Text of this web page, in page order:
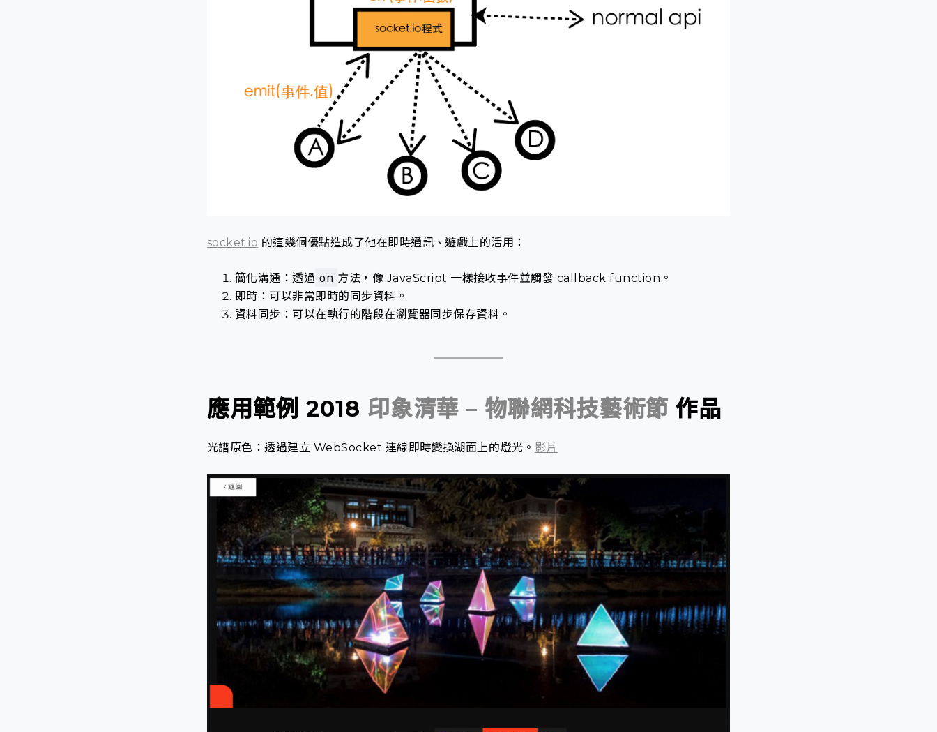
socket.io 的這幾個優點造成了他在即時通訊、遊戲上的活用：
簡化溝通：透過 on 方法，像 JavaScript 一樣接收事件並觸發 callback function。
即時：可以非常即時的同步資料。
資料同步：可以在執行的階段在瀏覽器同步保存資料。
應用範例 2018 印象清華 – 物聯網科技藝術節 作品
光譜原色：透過建立 WebSocket 連線即時變換湖面上的燈光。 影片